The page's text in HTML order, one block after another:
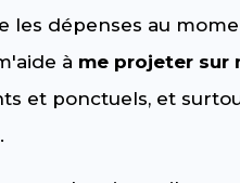
les dépenses au
à me projeter sur
et ponctuels, et